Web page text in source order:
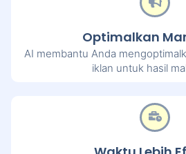
Optimalkan
AI membantu Anda
iklan untuk hasil